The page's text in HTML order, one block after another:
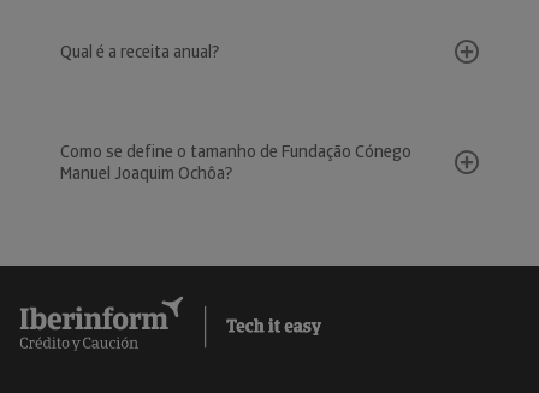
Qual é a receita anual?
Como se define o tamanho de Fundação Cónego
Manuel Joaquim Ochôa?